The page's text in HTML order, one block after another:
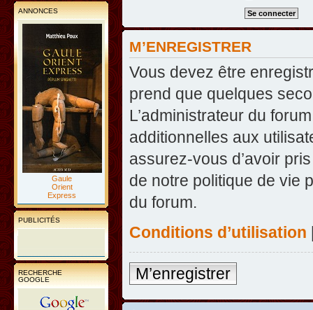
ANNONCES
Gaule
Orient
Express
PUBLICITÉS
RECHERCHE
GOOGLE
M’ENREGISTRER
Vous devez être
prend que quelques
L’administrateur du
additionnelles aux
assurez-vous d’avoir
de notre politique de vie
du forum.
Conditions d’utilisation
M’enregistrer